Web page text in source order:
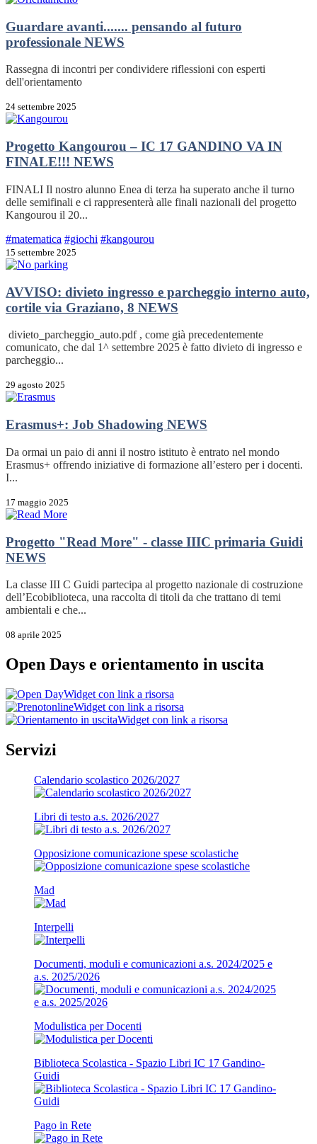
Guardare avanti....... pensando al futuro
professionale NEWS
Rassegna di incontri per condividere riflessioni con esperti
dell'orientamento
24 settembre 2025
Progetto Kangourou – IC 17 GANDINO VA IN
FINALE!!! NEWS
FINALI Il nostro alunno Enea di terza ha superato anche il turno
delle semifinali e ci rappresenterà alle finali nazionali del progetto
Kangourou il 20...
#matematica #giochi #kangourou
15 settembre 2025
AVVISO: divieto ingresso e parcheggio interno auto,
cortile via Graziano, 8 NEWS
divieto_parcheggio_auto.pdf , come già precedentemente
comunicato, che dal 1^ settembre 2025 è fatto divieto di ingresso e
parcheggio...
29 agosto 2025
Erasmus+: Job Shadowing NEWS
Da ormai un paio di anni il nostro istituto è entrato nel mondo
Erasmus+ offrendo iniziative di formazione all’estero per i docenti.
I...
17 maggio 2025
Progetto "Read More" - classe IIIC primaria Guidi
NEWS
La classe III C Guidi partecipa al progetto nazionale di costruzione
dell’Ecobiblioteca, una raccolta di titoli da che trattano di temi
ambientali e che...
08 aprile 2025
Open Days e orientamento in uscita
Widget con link a risorsa
Widget con link a risorsa
Widget con link a risorsa
Servizi
Calendario scolastico 2026/2027
Libri di testo a.s. 2026/2027
Opposizione comunicazione spese scolastiche
Mad
Interpelli
Documenti, moduli e comunicazioni a.s. 2024/2025 e
a.s. 2025/2026
Modulistica per Docenti
Biblioteca Scolastica - Spazio Libri IC 17 Gandino-
Guidi
Pago in Rete